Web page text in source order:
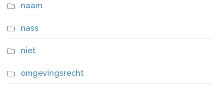
naam
nass
niet
omgevingsrecht